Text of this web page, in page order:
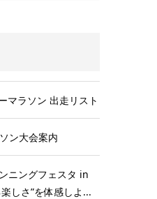
マラソン 出走リスト
ン大会案内
ニングフェスタ in
しさ”を体感しよ...